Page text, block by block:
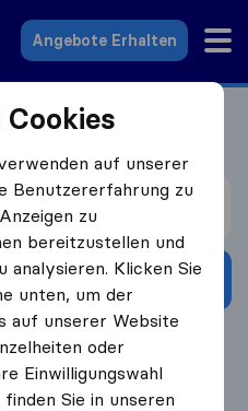
Angebote Erhalten
erhalten
Google Bewertungen
auf unserer
Benutzererfahrung zu
zu
bereitzustellen und
analysieren. Klicken Sie
unten, um der
auf unserer Website
oder
Einwilligungswahl
Sie in unseren